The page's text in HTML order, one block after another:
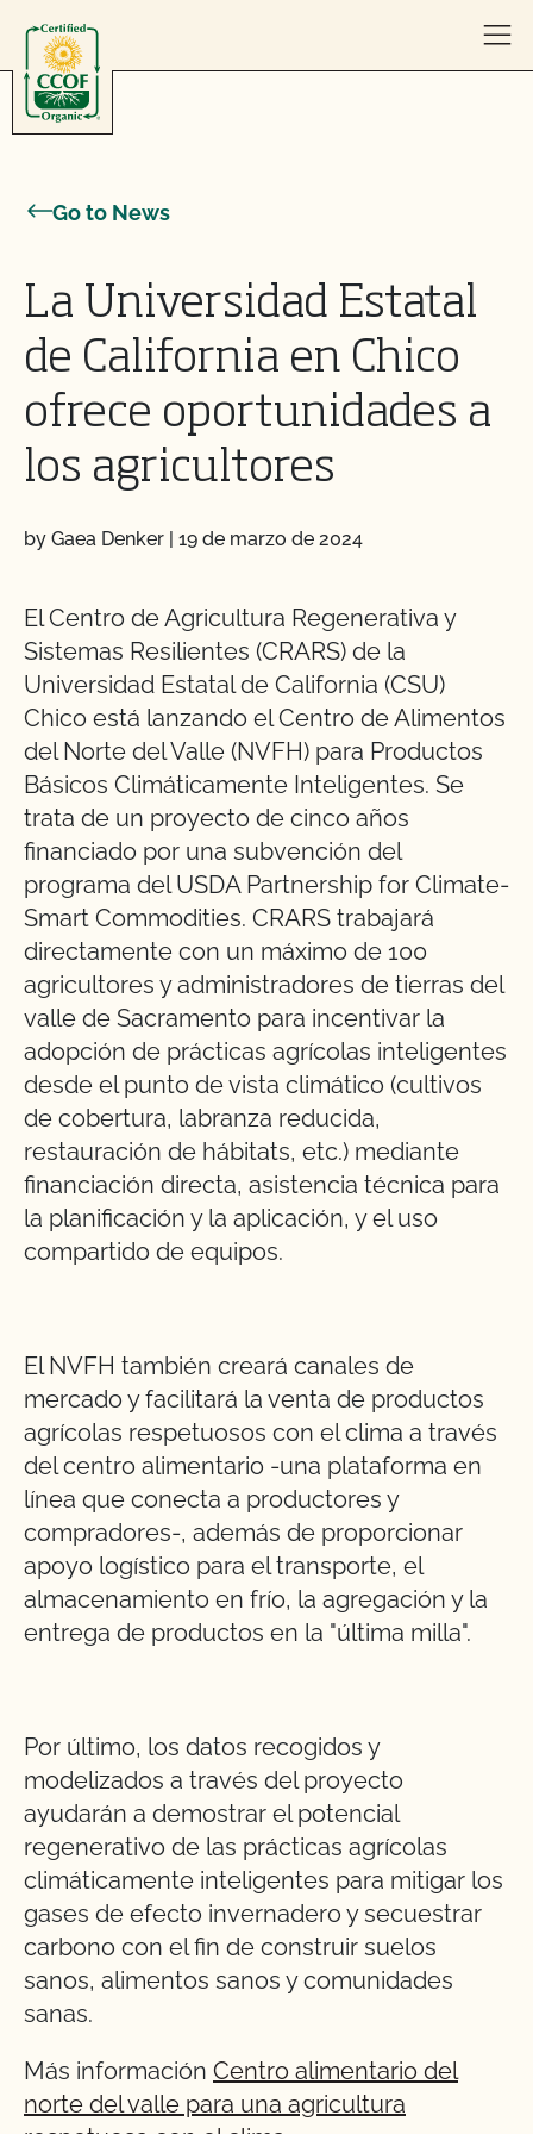
Go to News
La Universidad Estatal
de California en Chico
ofrece oportunidades a
los agricultores
by Gaea Denker | 19 de marzo de 2024
El Centro de Agricultura Regenerativa y
Sistemas Resilientes (CRARS) de la
Universidad Estatal de California (CSU)
Chico está lanzando el Centro de Alimentos
del Norte del Valle (NVFH) para Productos
Básicos Climáticamente Inteligentes. Se
trata de un proyecto de cinco años
financiado por una subvención del
programa del USDA Partnership for Climate-
Smart Commodities. CRARS trabajará
directamente con un máximo de 100
agricultores y administradores de tierras del
valle de Sacramento para incentivar la
adopción de prácticas agrícolas inteligentes
desde el punto de vista climático (cultivos
de cobertura, labranza reducida,
restauración de hábitats, etc.) mediante
financiación directa, asistencia técnica para
la planificación y la aplicación, y el uso
compartido de equipos.
El NVFH también creará canales de
mercado y facilitará la venta de productos
agrícolas respetuosos con el clima a través
del centro alimentario -una plataforma en
línea que conecta a productores y
compradores-, además de proporcionar
apoyo logístico para el transporte, el
almacenamiento en frío, la agregación y la
entrega de productos en la "última milla".
Por último, los datos recogidos y
modelizados a través del proyecto
ayudarán a demostrar el potencial
regenerativo de las prácticas agrícolas
climáticamente inteligentes para mitigar los
gases de efecto invernadero y secuestrar
carbono con el fin de construir suelos
sanos, alimentos sanos y comunidades
sanas.
Más información Centro alimentario del
norte del valle para una agricultura